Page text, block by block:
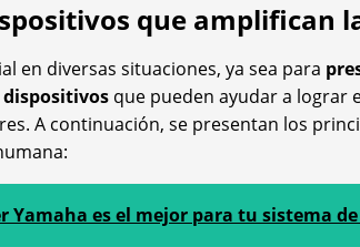
que amplifican
en diversas situaciones, ya sea para
dispositivos que pueden ayudar a lograr
A continuación, se presentan los
Yamaha es el mejor para tu sistema